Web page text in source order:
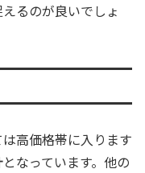
るのが良いでしょ
高価格帯に入ります
なっています。他の